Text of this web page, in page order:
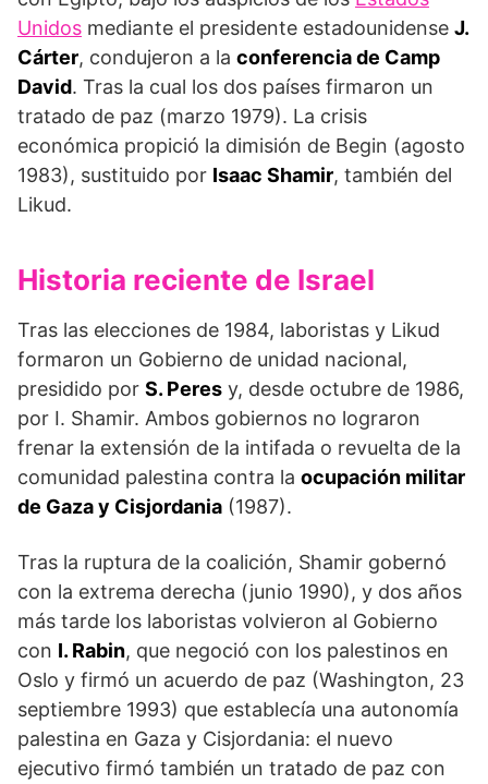
Unidos mediante el presidente estadounidense J.
Cárter, condujeron a la conferencia de Camp
David. Tras la cual los dos países firmaron un
tratado de paz (marzo 1979). La crisis
económica propició la dimisión de Begin (agosto
1983), sustituido por Isaac Shamir, también del
Likud.
Historia reciente de Israel
Tras las elecciones de 1984, laboristas y Likud
formaron un Gobierno de unidad nacional,
presidido por S. Peres y, desde octubre de 1986,
por I. Shamir. Ambos gobiernos no lograron
frenar la extensión de la intifada o revuelta de la
comunidad palestina contra la ocupación militar
de Gaza y Cisjordania (1987).
Tras la ruptura de la coalición, Shamir gobernó
con la extrema derecha (junio 1990), y dos años
más tarde los laboristas volvieron al Gobierno
con I. Rabin, que negoció con los palestinos en
Oslo y firmó un acuerdo de paz (Washington, 23
septiembre 1993) que establecía una autonomía
palestina en Gaza y Cisjordania: el nuevo
ejecutivo firmó también un tratado de paz con